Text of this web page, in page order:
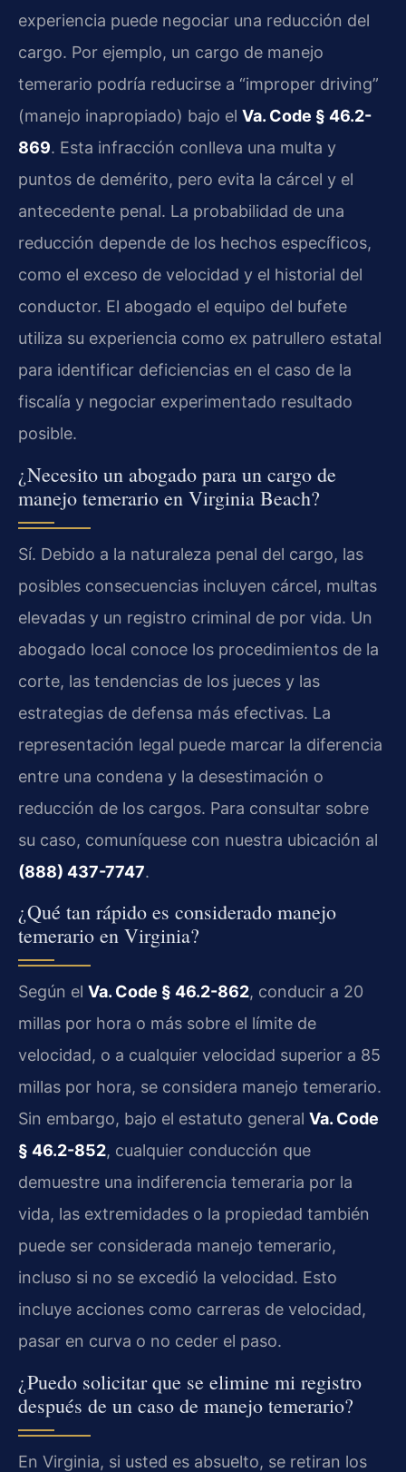
experiencia puede negociar una reducción del
cargo. Por ejemplo, un cargo de manejo
temerario podría reducirse a “improper driving”
(manejo inapropiado) bajo el Va. Code § 46.2-
869. Esta infracción conlleva una multa y
puntos de demérito, pero evita la cárcel y el
antecedente penal. La probabilidad de una
reducción depende de los hechos específicos,
como el exceso de velocidad y el historial del
conductor. El abogado el equipo del bufete
utiliza su experiencia como ex patrullero estatal
para identificar deficiencias en el caso de la
fiscalía y negociar experimentado resultado
posible.
¿Necesito un abogado para un cargo de
manejo temerario en Virginia Beach?
Sí. Debido a la naturaleza penal del cargo, las
posibles consecuencias incluyen cárcel, multas
elevadas y un registro criminal de por vida. Un
abogado local conoce los procedimientos de la
corte, las tendencias de los jueces y las
estrategias de defensa más efectivas. La
representación legal puede marcar la diferencia
entre una condena y la desestimación o
reducción de los cargos. Para consultar sobre
su caso, comuníquese con nuestra ubicación al
(888) 437-7747.
¿Qué tan rápido es considerado manejo
temerario en Virginia?
Según el Va. Code § 46.2-862, conducir a 20
millas por hora o más sobre el límite de
velocidad, o a cualquier velocidad superior a 85
millas por hora, se considera manejo temerario.
Sin embargo, bajo el estatuto general Va. Code
§ 46.2-852, cualquier conducción que
demuestre una indiferencia temeraria por la
vida, las extremidades o la propiedad también
puede ser considerada manejo temerario,
incluso si no se excedió la velocidad. Esto
incluye acciones como carreras de velocidad,
pasar en curva o no ceder el paso.
¿Puedo solicitar que se elimine mi registro
después de un caso de manejo temerario?
En Virginia, si usted es absuelto, se retiran los